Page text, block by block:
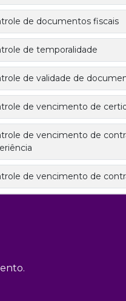
de documentos fiscais
de temporalidade
de validade de
de vencimento de
de vencimento de
de vencimento de